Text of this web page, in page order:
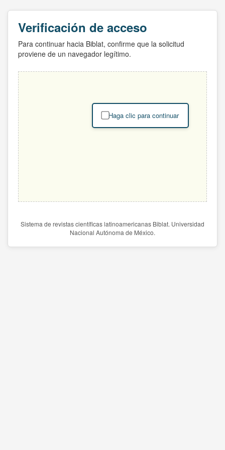
Verificación de acceso
Para continuar hacia Biblat, confirme que la solicitud
proviene de un navegador legítimo.
Haga clic para continuar
Sistema de revistas científicas latinoamericanas Biblat. Universidad
Nacional Autónoma de México.